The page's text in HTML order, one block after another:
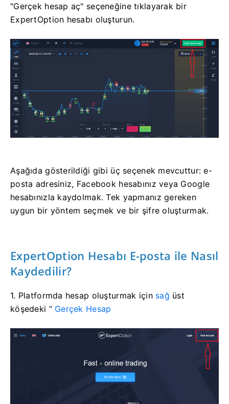
"Gerçek hesap aç" seçeneğine tıklayarak bir
ExpertOption hesabı oluşturun.
Aşağıda gösterildiği gibi üç seçenek mevcuttur: e-
posta adresiniz, Facebook hesabınız veya Google
hesabınızla kaydolmak. Tek yapmanız gereken
uygun bir yöntem seçmek ve bir şifre oluşturmak.
ExpertOption Hesabı E-posta ile Nasıl
Kaydedilir?
1. Platformda hesap oluşturmak için sağ üst
köşedeki “ Gerçek Hesap